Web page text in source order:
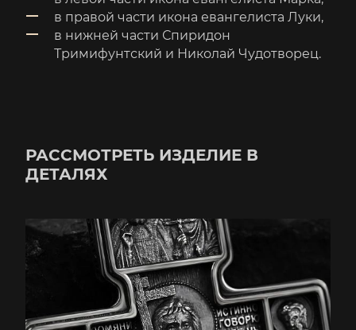
в правой части икона евангелиста Луки,
в нижней части Спиридон
Тримифунтский и Николай Чудотворец.
РАССМОТРЕТЬ ИЗДЕЛИЕ В
ДЕТАЛЯХ